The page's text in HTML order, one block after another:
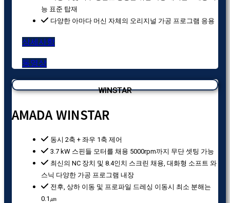
능 표준 탑재
다양한 아마다 머신 자체의 오리지널 가공 프로그램 응용
상세사항
동영상
WINSTAR
AMADA WINSTAR
동시 2축 + 좌우 1축 제어
3.7 kW 스핀들 모터를 채용 5000rpm까지 무단 셋팅 가능
최신의 NC 장치 및 8.4인치 스크린 채용, 대화형 소프트 와
스닉 다양한 가공 프로그램 내장
전후, 상하 이동 및 프로파일 드레싱 이동시 최소 분해는
0.1㎛